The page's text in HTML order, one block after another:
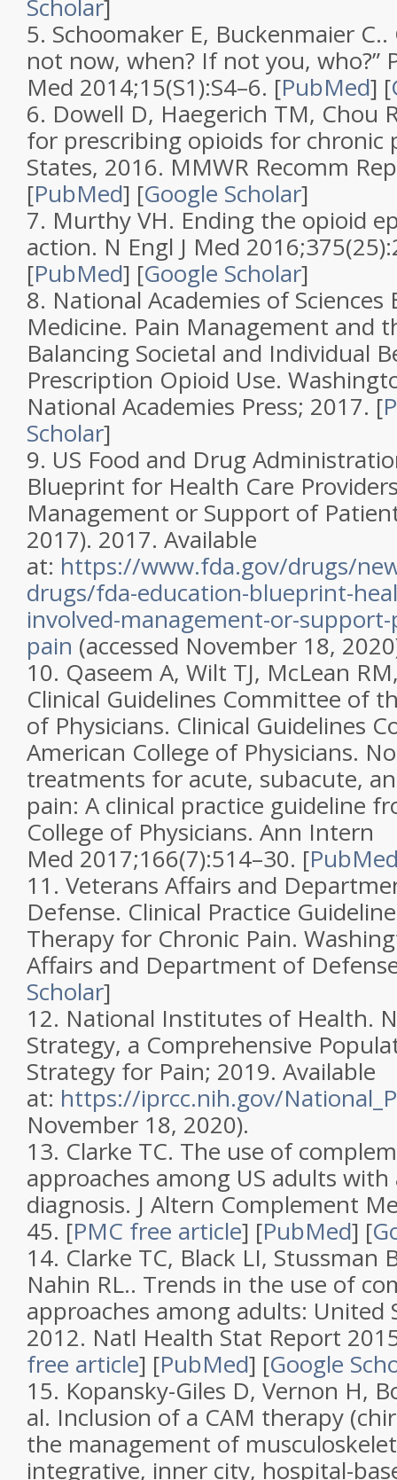
Scholar]
5. Schoomaker E, Buckenmaier C..
not now, when? If not you, who?”
Med 2014;15(S1):S4–6. [PubMed] [
6. Dowell D, Haegerich TM, Chou
for prescribing opioids for
States, 2016. MMWR Recomm Rep
[PubMed] [Google Scholar]
7. Murthy VH. Ending the opioid
action. N Engl J Med 2016;375(25
[PubMed] [Google Scholar]
8. National Academies of
Medicine. Pain Management and
Balancing Societal and Individual
Prescription Opioid Use.
National Academies Press; 2017. [
Scholar]
9. US Food and Drug
Blueprint for Health Care
Management or Support of
2017). 2017. Available
at: https://www.fda.gov/drugs/
drugs/fda-education-blueprint-
involved-management-or-
pain (accessed November 18,
10. Qaseem A, Wilt TJ, McLean
Clinical Guidelines Committee of
of Physicians. Clinical Guidelines
American College of Physicians.
treatments for acute, subacute,
pain: A clinical practice guideline
College of Physicians. Ann Intern
Med 2017;166(7):514–30. [
11. Veterans Affairs and
Defense. Clinical Practice
Therapy for Chronic Pain.
Affairs and Department of
Scholar]
12. National Institutes of Health.
Strategy, a Comprehensive
Strategy for Pain; 2019. Available
at: https://iprcc.nih.gov/
November 18, 2020).
13. Clarke TC. The use of
approaches among US adults with
diagnosis. J Altern Complement
45. [PMC free article] [PubMed] [
14. Clarke TC, Black LI, Stussman
Nahin RL.. Trends in the use of
approaches among adults: United
2012. Natl Health Stat Report
free article] [PubMed] [Google
15. Kopansky-Giles D, Vernon H,
al. Inclusion of a CAM therapy
the management of
integrative, inner city, hospital-